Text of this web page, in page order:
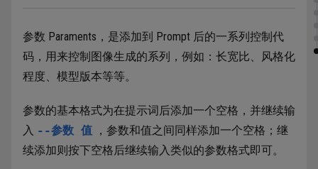
参数 Paraments，是添加到 Prompt 后的一系列控制代
码，用来控制图像生成的系列，例如：长宽比、风格化
程度、模型版本等等。
参数的基本格式为在提示词后添加一个空格，并继续输
入 --参数 值 ，参数和值之间同样添加一个空格；继
续添加则按下空格后继续输入类似的参数格式即可。